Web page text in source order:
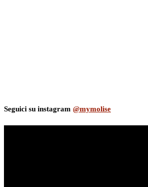
Seguici su instagram @mymolise